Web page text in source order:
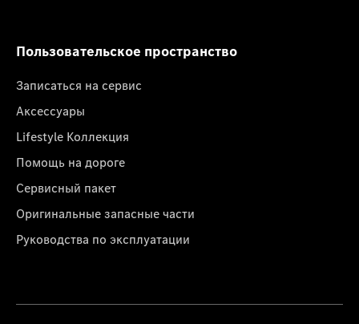
Пользовательское пространство
Записаться на сервис
Аксессуары
Lifestyle Коллекция
Помощь на дороге
Сервисный пакет
Оригинальные запасные части
Руководства по эксплуатации